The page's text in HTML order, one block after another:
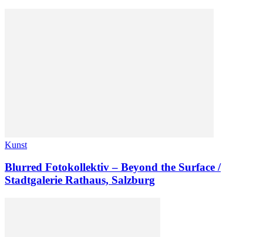
Kunst
Blurred Fotokollektiv – Beyond the Surface /
Stadtgalerie Rathaus, Salzburg